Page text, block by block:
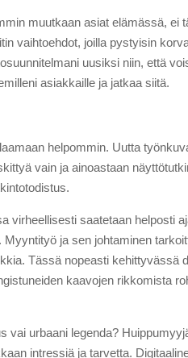
muutkaan asiat elämässä,
vaihtoehdot, joilla pystyisin
uusiksi niin, että
asiakkaille ja jatkaa siitä.
helpommin. Uutta
vain ja ainoastaan
saatetaan helposti
ja sen johtaminen
Tässä nopeasti
kaavojen rikkomista
vai urbaani legenda?
intressiä ja tarvetta.